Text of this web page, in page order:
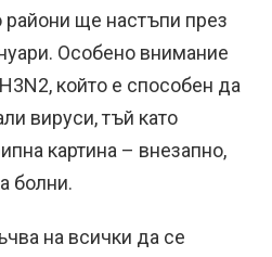
ще настъпи през
Особено внимание
който е способен да
вируси, тъй като
картина – внезапно,
болни.
на всички да се